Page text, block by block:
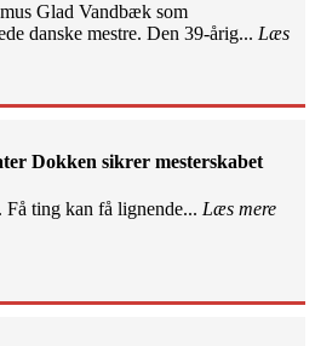
Glad Vandbæk som
danske mestre. Den 39-årig... Læs
Dokken sikrer mesterskabet
ting kan få lignende... Læs mere